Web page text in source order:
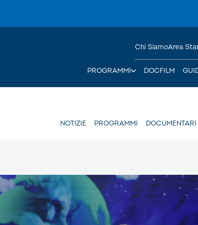
PROGRAMMI DOCFILM
Chi SiamoArea
NOTIZIE PROGRAMMI DOCUMENTARI